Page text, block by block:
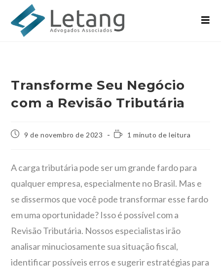
Transforme Seu Negócio
com a Revisão Tributária
9 de novembro de 2023 1 minuto de leitura
A carga tributária pode ser um grande fardo para
qualquer empresa, especialmente no Brasil. Mas e
se dissermos que você pode transformar esse fardo
em uma oportunidade? Isso é possível com a
Revisão Tributária. Nossos especialistas irão
analisar minuciosamente sua situação fiscal,
identificar possíveis erros e sugerir estratégias para